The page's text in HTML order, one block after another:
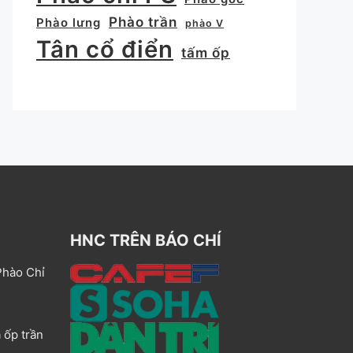
Phào lưng
Phào trần phào V
Tân cổ điển tấm ốp
Chỉ
ốp trần
HNC TRÊN BÁO CHÍ